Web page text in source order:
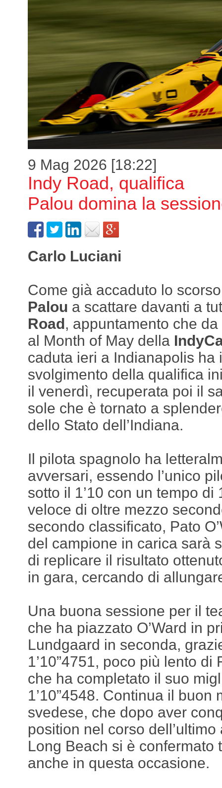
9 Mag 2026 [18:22]
Indy Road, qualifica
Palou domina la
Carlo Luciani
Come già accaduto lo
Palou a scattare davanti a
Road , appuntamento che
al Month of May della
caduta ieri a Indianapolis ha
svolgimento della qualifica
il venerdì, recuperata poi il
sole che è tornato a
dello Stato dell’Indiana.
Il pilota spagnolo ha
avversari, essendo l’unico
sotto il 1’10 con un tempo di
veloce di oltre mezzo
secondo classificato, Pato
del campione in carica sarà
di replicare il risultato
in gara, cercando di
Una buona sessione per il
che ha piazzato O’Ward in
Lundgaard in seconda,
1’10”4751, poco più lento di
che ha completato il suo
1’10”4548. Continua il buon
svedese, che dopo aver
position nel corso
Long Beach si è confermato
anche in questa occasione.